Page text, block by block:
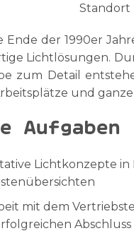
Standort
Ende der 1990er
Lichtlösungen.
zum Detail
und
Aufgaben
Lichtkonzepte
mit dem
Abschluss